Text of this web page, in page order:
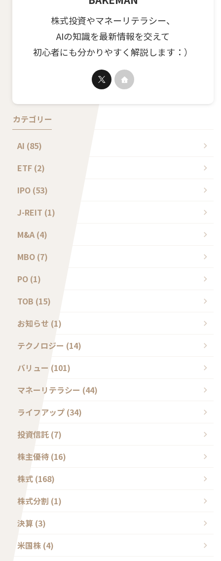
株式投資やマネーリテラシー、
AIの知識を最新情報を交えて
初心者にも分かりやすく解説します：）
カテゴリー
AI (85)
ETF (2)
IPO (53)
J-REIT (1)
M&A (4)
MBO (7)
PO (1)
TOB (15)
お知らせ (1)
テクノロジー (14)
バリュー (101)
マネーリテラシー (44)
ライフアップ (34)
投資信託 (7)
株主優待 (16)
株式 (168)
株式分割 (1)
決算 (3)
米国株 (4)